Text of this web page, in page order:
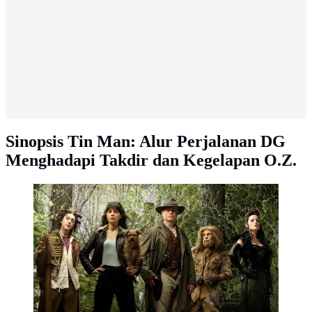
Sinopsis Tin Man: Alur Perjalanan DG
Menghadapi Takdir dan Kegelapan O.Z.
Serial Tin Man